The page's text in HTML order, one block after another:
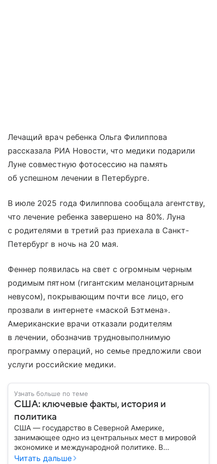
Лечащий врач ребенка Ольга Филиппова
рассказала РИА Новости, что медики подарили
Луне совместную фотосессию на память
об успешном лечении в Петербурге.
В июле 2025 года Филиппова сообщала агентству,
что лечение ребенка завершено на 80%. Луна
с родителями в третий раз приехала в Санкт-
Петербург в ночь на 20 мая.
Феннер появилась на свет с огромным черным
родимым пятном (гигантским меланоцитарным
невусом), покрывающим почти все лицо, его
прозвали в интернете «маской Бэтмена».
Американские врачи отказали родителям
в лечении, обозначив трудновыполнимую
программу операций, но семье предложили свои
услуги российские медики.
Узнать больше по теме
США: ключевые факты, история и
политика
США — государство в Северной Америке,
занимающее одно из центральных мест в мировой
экономике и международной политике. В
материале — основные сведения об этой стране.
Читать дальше